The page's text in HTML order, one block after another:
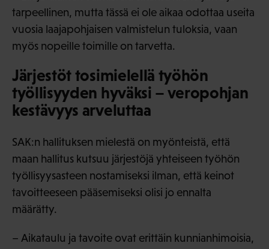
tarpeellinen, mutta tässä ei ole aikaa odottaa useita
vuosia laajapohjaisen valmistelun tuloksia, vaan
myös nopeille toimille on tarvetta.
Järjestöt tosimielellä työhön
työllisyyden hyväksi – veropohjan
kestävyys arveluttaa
SAK:n hallituksen mielestä on myönteistä, että
maan hallitus kutsuu järjestöjä yhteiseen työhön
työllisyysasteen nostamiseksi ilman, että keinot
tavoitteeseen pääsemiseksi olisi jo ennalta
määrätty.
– Aikataulu ja tavoite ovat erittäin kunnianhimoisia,